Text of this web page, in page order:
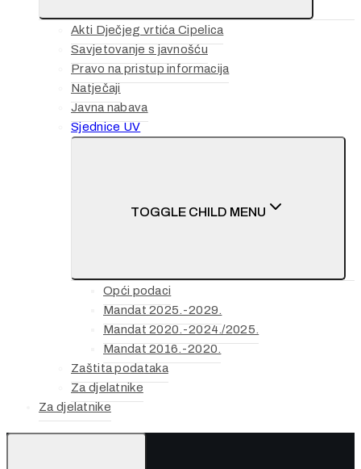
Akti Dječjeg vrtića Cipelica
Savjetovanje s javnošću
Pravo na pristup informacija
Natječaji
Javna nabava
Sjednice UV
TOGGLE CHILD MENU
Opći podaci
Mandat 2025.-2029.
Mandat 2020.-2024./2025.
Mandat 2016.-2020.
Zaštita podataka
Za djelatnike
Za djelatnike